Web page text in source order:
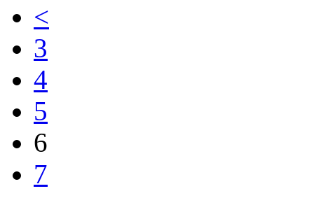
<
3
4
5
6
7